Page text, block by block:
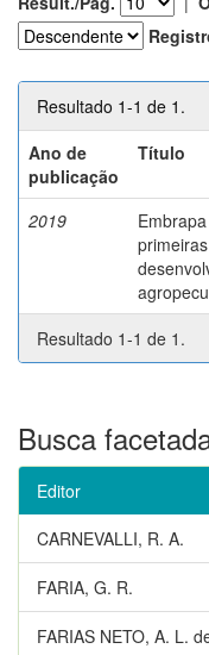
Resultado 1-1 de 1.
Ano de
publicação
Título
2019
Resultado 1-1 de 1.
Busca
Editor
CARNEVALLI, R. A.
FARIA, G. R.
FARIAS NETO, A. L.